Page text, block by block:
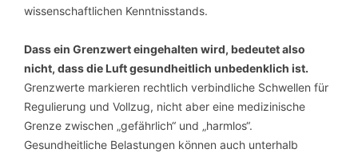
wissenschaftlichen Kenntnisstands.
Dass ein Grenzwert eingehalten wird, bedeutet also
nicht, dass die Luft gesundheitlich unbedenklich ist.
Grenzwerte markieren rechtlich verbindliche Schwellen für
Regulierung und Vollzug, nicht aber eine medizinische
Grenze zwischen „gefährlich“ und „harmlos“.
Gesundheitliche Belastungen können auch unterhalb